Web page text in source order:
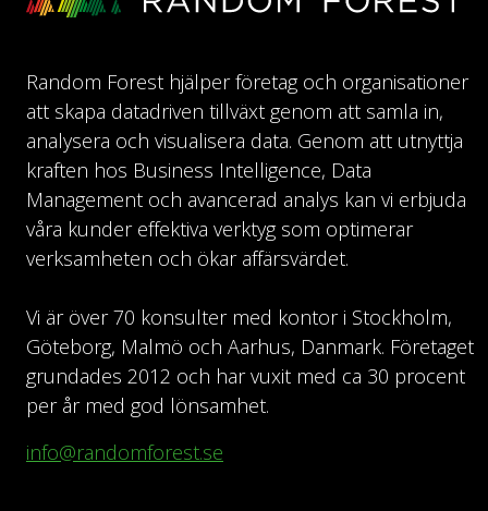
Random Forest hjälper företag och organisationer
att skapa datadriven tillväxt genom att samla in,
analysera och visualisera data. Genom att utnyttja
kraften hos Business Intelligence, Data
Management och avancerad analys kan vi erbjuda
våra kunder effektiva verktyg som optimerar
verksamheten och ökar affärsvärdet.
Vi är över 70 konsulter med kontor i Stockholm,
Göteborg, Malmö och Aarhus, Danmark. Företaget
grundades 2012 och har vuxit med ca 30 procent
per år med god lönsamhet.
info@randomforest.se